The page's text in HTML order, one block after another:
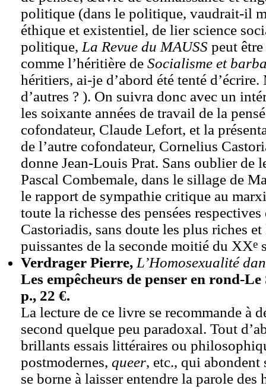
politique (dans le politique, vaudrait-il
éthique et existentiel, de lier science
politique, La Revue du MAUSS peut
comme l’héritière de Socialisme et
héritiers, ai-je d’abord été tenté
d’autres ? ). On suivra donc avec un
les soixante années de travail de la
cofondateur, Claude Lefort, et la
de l’autre cofondateur, Cornelius
donne Jean-Louis Prat. Sans oublier de
Pascal Combemale, dans le sillage de
le rapport de sympathie critique au
toute la richesse des pensées
Castoriadis, sans doute les plus riches
puissantes de la seconde moitié du XXe
Verdrager Pierre, L’Homosexualité
Les empêcheurs de penser en rond-Le
p., 22 €.
La lecture de ce livre se recommande à
second quelque peu paradoxal. Tout
brillants essais littéraires ou
postmodernes, queer, etc., qui
se borne à laisser entendre la parole des